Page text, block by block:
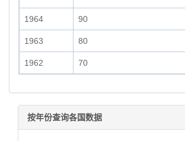
1964 90
1963 80
1962 70
按年份查询各国数据